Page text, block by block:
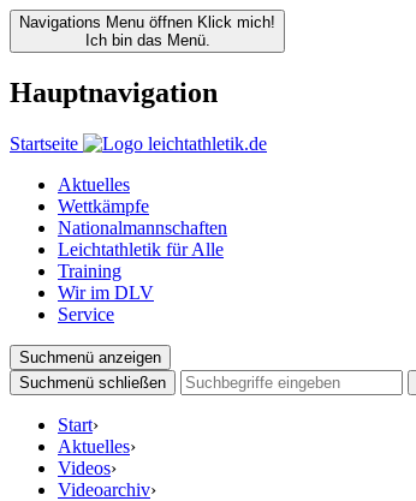
Navigations Menu öffnen Klick mich!
Ich bin das Menü.
Hauptnavigation
Startseite
Aktuelles
Wettkämpfe
Nationalmannschaften
Leichtathletik für Alle
Training
Wir im DLV
Service
Suchmenü anzeigen
Suchmenü schließen
Start›
Aktuelles›
Videos›
Videoarchiv›